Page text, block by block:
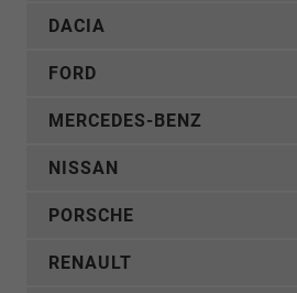
DACIA
FORD
MERCEDES-BENZ
NISSAN
PORSCHE
RENAULT